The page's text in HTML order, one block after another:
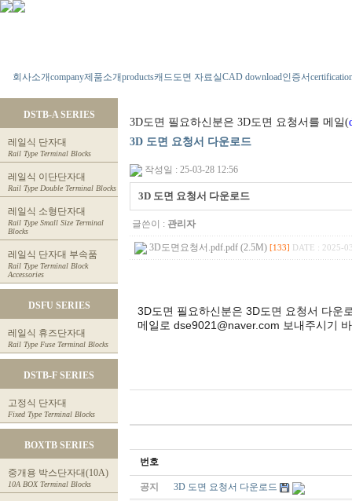
회사소개company제품소개products캐드도면 자료실CAD download인증서
DSTB-A SERIES
레일식 단자대
Rail Type Terminal Blocks
레일식 이단단자대
Rail Type Double Terminal Blocks
레일식 소형단자대
Rail Type Small Size Terminal
Blocks
레일식 단자대 부속품
Rail Type Terminal Block
Accessories
DSFU SERIES
레일식 휴즈단자대
Rail Type Fuse Terminal Blocks
DSTB-F SERIES
고정식 단자대
Fixed Type Terminal Blocks
BOXTB SERIES
중개용 박스단자대(10A)
10A BOX Terminal Blocks
3D도면 필요하신분은 3D도면 요청서를 메일(
3D 도면 요청서 다운로드
작성일 : 25-03-28 12:56
3D 도면 요청서 다운로드
글쓴이 : 관리자
3D도면요청서.pdf.pdf (2.5M) [133] DATE : 2025-
3D도면 필요하신분은 3D도면 요청서 다운
메일로 dse9021@naver.com 보내주시기
번호
공지 3D 도면 요청서 다운로드